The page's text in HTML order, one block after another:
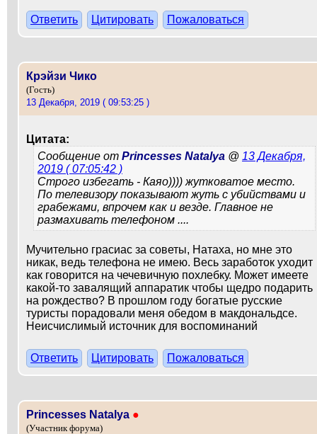
Ответить Цитировать Пожаловаться
Крэйзи Чико
(Гость)
13 Декабря, 2019 ( 09:53:25 )
Цитата:
Сообщение от Princesses Natalya @ 13 Декабря,
2019 ( 07:05:42 )
Строго избегать - Каяо)))) жутковатое место.
По телевизору показывают жуть с убийствами и
грабежами, впрочем как и везде. Главное не
размахивать телефоном ....
Мучительно грасиас за советы, Натаха, но мне это
никак, ведь телефона не имею. Весь заработок уходит
как говорится на чечевичную похлебку. Может имеете
какой-то завалящий аппаратик чтобы щедро подарить
на рождество? В прошлом году богатые русские
туристы порадовали меня обедом в макдональдсе.
Неисчислимый источник для воспоминаний
Ответить Цитировать Пожаловаться
Princesses Natalya ●
(Участник форума)